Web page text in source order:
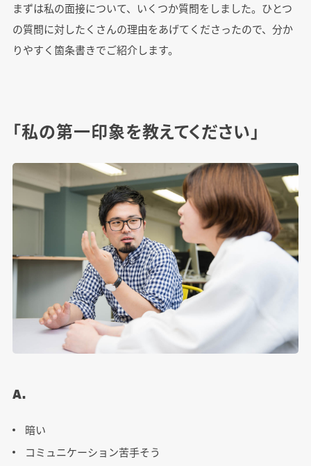
まずは私の面接について、いくつか質問をしました。ひとつ
の質問に対したくさんの理由をあげてくださったので、分か
りやすく箇条書きでご紹介します。
「私の第一印象を教えてください」
A.
暗い
コミュニケーション苦手そう